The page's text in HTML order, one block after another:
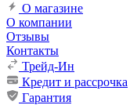
О магазине
О компании
Отзывы
Контакты
Трейд-Ин
Кредит и рассрочка
Гарантия